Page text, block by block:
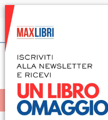
Spedizione in 24h
Italiano
< Home
MENÙ